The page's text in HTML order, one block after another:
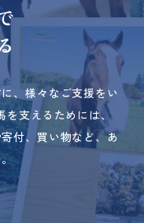
、様々なご支援をい
を支えるためには、
付、買い物など、あ